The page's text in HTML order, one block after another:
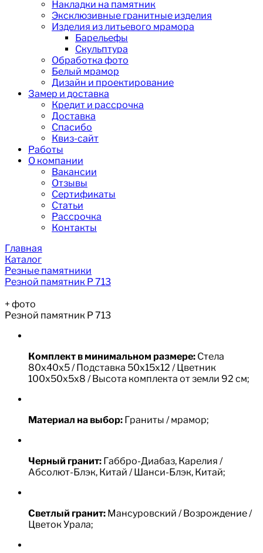
Накладки на памятник
Эксклюзивные гранитные изделия
Изделия из литьевого мрамора
Барельефы
Скульптура
Обработка фото
Белый мрамор
Дизайн и проектирование
Замер и доставка
Кредит и рассрочка
Доставка
Спасибо
Квиз-сайт
Работы
О компании
Вакансии
Отзывы
Сертификаты
Статьи
Рассрочка
Контакты
Главная
Каталог
Резные памятники
Резной памятник Р 713
+ фото
Резной памятник Р 713
Комплект в минимальном размере: Стела
80х40х5 / Подставка 50х15х12 / Цветник
100х50х5х8 / Высота комплекта от земли 92 см;
Материал на выбор: Граниты / мрамор;
Черный гранит: Габбро-Диабаз, Карелия /
Абсолют-Блэк, Китай / Шанси-Блэк, Китай;
Светлый гранит: Мансуровский / Возрождение /
Цветок Урала;